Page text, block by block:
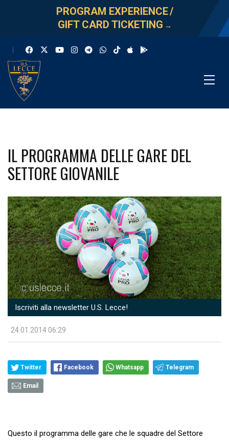
PROGRAM EXPERIENCE/
GIFT CARD TICKETING →
IL PROGRAMMA DELLE GARE DEL
SETTORE GIOVANILE
Iscriviti alla newsletter U.S. Lecce!
24.01.2014 06:29
Twitter Facebook Whatsapp Telegram
Email
Questo il programma delle gare che le squadre del Settore